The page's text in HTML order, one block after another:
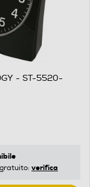
- ST-5520-
verifica